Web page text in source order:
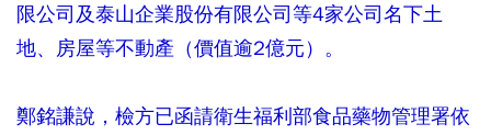
限公司及泰山企業股份有限公司等4家公司名下土
地、房屋等不動產（價值逾2億元）。
鄭銘謙說，檢方已函請衛生福利部食品藥物管理署依